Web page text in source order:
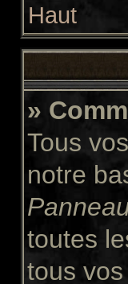
Haut
»
Tous
notre
toutes
tous